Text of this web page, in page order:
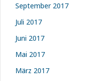
September 2017
Juli 2017
Juni 2017
Mai 2017
März 2017